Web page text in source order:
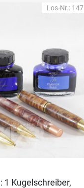
Los-Nr.: 147
1 Kugelschreiber,